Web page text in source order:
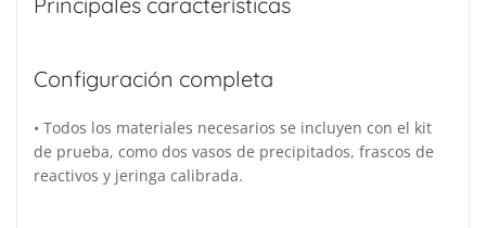
Configuración completa
• Todos los materiales necesarios se incluyen con el kit
de prueba, como dos vasos de precipitados, frascos de
reactivos y jeringa calibrada.